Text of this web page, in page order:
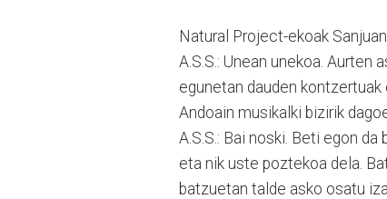
Natural Project-ekoak
A.S.S.: Unean unekoa.
egunetan dauden
Andoain musikalki bizirik
A.S.S.: Bai noski. Beti egon
eta nik uste poztekoa dela.
batzuetan talde asko osatu